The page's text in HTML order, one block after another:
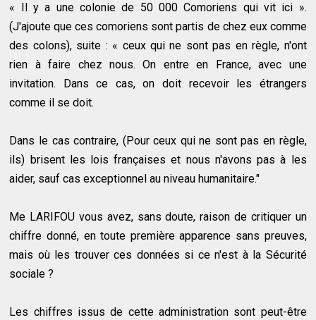
« Il y a une colonie de 50 000 Comoriens qui vit ici ».
(J'ajoute que ces comoriens sont partis de chez eux comme
des colons), suite : « ceux qui ne sont pas en règle, n'ont
rien à faire chez nous. On entre en France, avec une
invitation. Dans ce cas, on doit recevoir les étrangers
comme il se doit.
Dans le cas contraire, (Pour ceux qui ne sont pas en règle,
ils) brisent les lois françaises et nous n'avons pas à les
aider, sauf cas exceptionnel au niveau humanitaire."
Me LARIFOU vous avez, sans doute, raison de critiquer un
chiffre donné, en toute première apparence sans preuves,
mais où les trouver ces données si ce n'est à la Sécurité
sociale ?
Les chiffres issus de cette administration sont peut-être